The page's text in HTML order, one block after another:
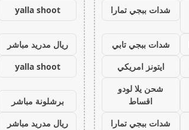
شدات ببجي تمارا
شدات ببجي تابي
ايتونز امريكي
شحن يلا لودو
اقساط
شدات ببجي تمارا
yalla shoot
ريال مدريد مباشر
yalla shoot
برشلونة مباشر
ريال مدريد مباشر